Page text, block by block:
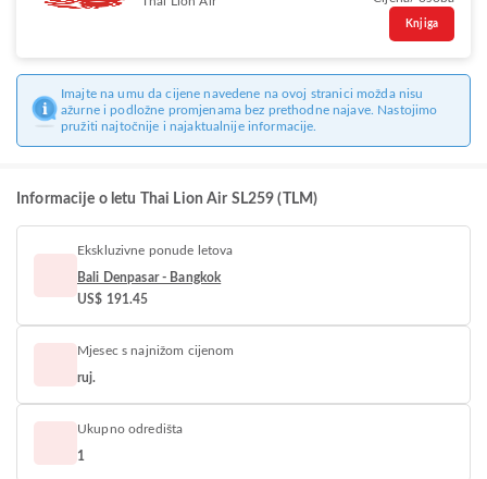
Knjiga
Imajte na umu da cijene navedene na ovoj stranici možda nisu
ažurne i podložne promjenama bez prethodne najave. Nastojimo
pružiti najtočnije i najaktualnije informacije.
Informacije o letu Thai Lion Air SL259 (TLM)
Ekskluzivne ponude letova
Bali Denpasar - Bangkok
US$ 191.45
Mjesec s najnižom cijenom
ruj.
Ukupno odredišta
1